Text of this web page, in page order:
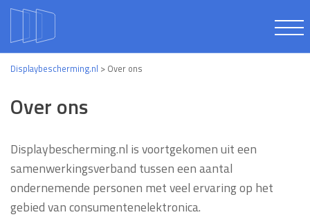
Displaybescherming.nl > Over ons
Over ons
Displaybescherming.nl is voortgekomen uit een
samenwerkingsverband tussen een aantal
ondernemende personen met veel ervaring op het
gebied van consumentenelektronica.